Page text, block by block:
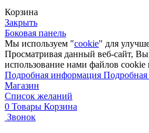
Корзина
Закрыть
Боковая панель
Мы используем "cookie" для
Просматривая данный веб-сайт, Вы
использование нами файлов cookie
Подробная информация
Магазин
Список желаний
0 Товары Корзина
Звонок